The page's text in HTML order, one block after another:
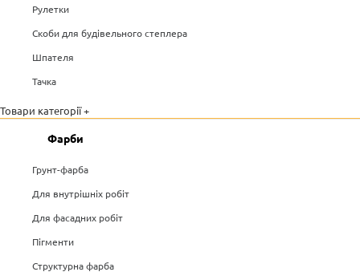
Рулетки
Скоби для будівельного степлера
Шпателя
Тачка
Товари категорії +
Фарби
Грунт-фарба
Для внутрішніх робіт
Для фасадних робіт
Пігменти
Структурна фарба